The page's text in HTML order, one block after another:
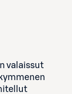
valaissut